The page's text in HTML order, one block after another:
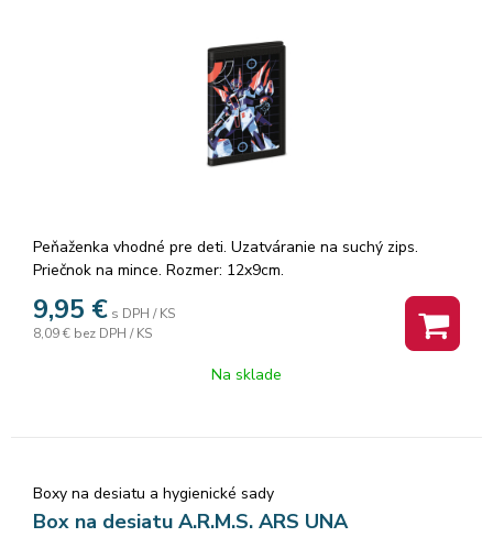
Peňaženka vhodné pre deti. Uzatváranie na suchý zips.
Priečnok na mince. Rozmer: 12x9cm.
9,95 € s DPH / KS
8,09 € bez DPH / KS
Na sklade
Boxy na desiatu a hygienické sady
Box na desiatu A.R.M.S. ARS UNA